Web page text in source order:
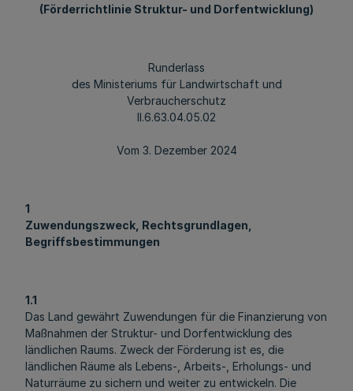
(Förderrichtlinie Struktur- und Dorfentwicklung)
Runderlass
des Ministeriums für Landwirtschaft und
Verbraucherschutz
II.6.63.04.05.02
Vom 3. Dezember 2024
1
Zuwendungszweck, Rechtsgrundlagen,
Begriffsbestimmungen
1.1
Das Land gewährt Zuwendungen für die Finanzierung von
Maßnahmen der Struktur- und Dorfentwicklung des
ländlichen Raums. Zweck der Förderung ist es, die
ländlichen Räume als Lebens-, Arbeits-, Erholungs- und
Naturräume zu sichern und weiter zu entwickeln. Die